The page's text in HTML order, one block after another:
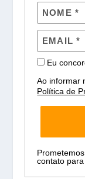
Eu
Ao informar
Política de
contato